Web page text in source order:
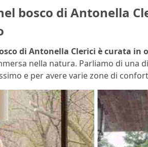
bosco di Antonella
di Antonella Clerici è curata
nella natura. Parliamo di una
e per avere varie zone di